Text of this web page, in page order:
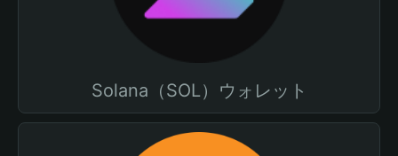
Solana（SOL）ウォレット